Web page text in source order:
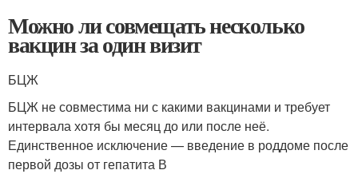
Можно ли совмещать несколько
вакцин за один визит
БЦЖ
БЦЖ не совместима ни с какими вакцинами и требует
интервала хотя бы месяц до или после неё.
Единственное исключение — введение в роддоме после
первой дозы от гепатита В